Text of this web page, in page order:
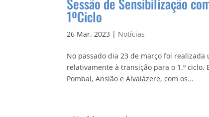
1ºCiclo
26 Mar. 2023 | Notícias
No passado dia 23 de março foi
relativamente à transição para o 1.º ciclo.
Pombal, Ansião e Alvaiázere, com os...